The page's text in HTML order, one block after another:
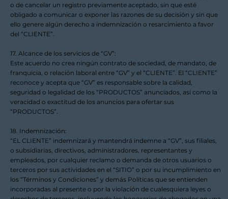
o de cancelar un registro previamente aceptado, sin que esté
obligado a comunicar o exponer las razones de su decisión y sin que
ello genere algún derecho a indemnización o resarcimiento a favor
del “CLIENTE”.
17. Alcance de los servicios de “GV”:
Este acuerdo no crea ningún contrato de sociedad, de mandato, de
franquicia, o relación laboral entre “GV” y el “CLIENTE”. El “CLIENTE”
reconoce y acepta que “GV” es responsable sobre la calidad,
seguridad o legalidad de los “PRODUCTOS” anunciados, así como la
veracidad o exactitud de los anuncios para ofertar sus
“PRODUCTOS”.
18. Indemnización:
“EL CLIENTE” indemnizará y mantendrá indemne a “GV”, sus filiales,
o subsidiarias, directivos, administradores, representantes y
empleados, por cualquier reclamo o demanda de otros usuarios o
terceros por sus actividades en el “SITIO” o por su incumplimiento en
los “Términos y Condiciones” y demás Políticas que se entienden
incorporadas al presente o por la violación de cualesquiera leyes o